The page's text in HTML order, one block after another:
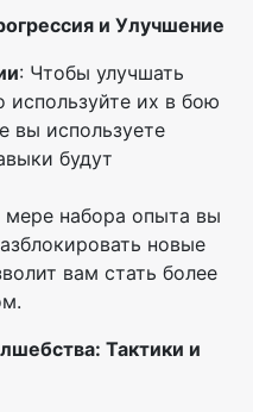
и Улучшение
: Чтобы улучшать
используйте их в бою
вы используете
будут
мере набора опыта вы
новые
вам стать более
Тактики и